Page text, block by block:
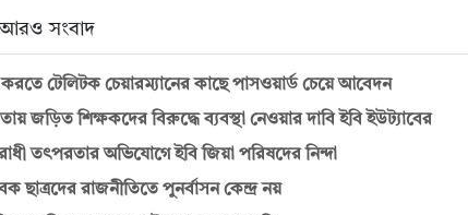
সংবাদ
টেলিটক চেয়ারম্যানের কাছে পাসওয়ার্ড চেয়ে আবেদন
জড়িত শিক্ষকদের বিরুদ্ধে ব্যবস্থা নেওয়ার দাবি ইবি ইউট্যাবের
তৎপরতার অভিযোগে ইবি জিয়া পরিষদের নিন্দা
ছাত্রদের রাজনীতিতে পুনর্বাসন কেন্দ্র নয়